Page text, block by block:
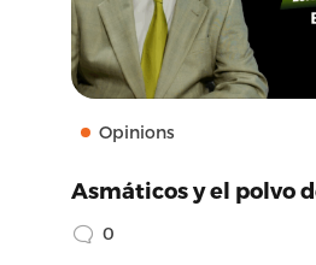
Opinions
Asmáticos y el polvo
0